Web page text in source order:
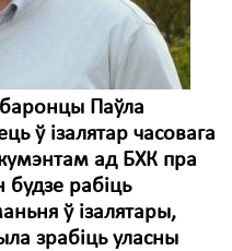
Паўла
ў ізалятар часовага
ад БХК пра
будзе рабіць
ў ізалятары,
зрабіць уласны